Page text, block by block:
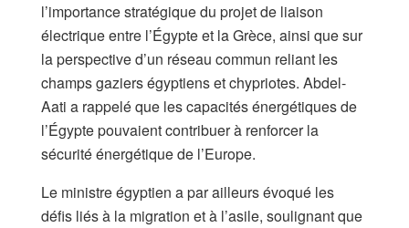
l’importance stratégique du projet de liaison
électrique entre l’Égypte et la Grèce, ainsi que sur
la perspective d’un réseau commun reliant les
champs gaziers égyptiens et chypriotes. Abdel-
Aati a rappelé que les capacités énergétiques de
l’Égypte pouvaient contribuer à renforcer la
sécurité énergétique de l’Europe.
Le ministre égyptien a par ailleurs évoqué les
défis liés à la migration et à l’asile, soulignant que